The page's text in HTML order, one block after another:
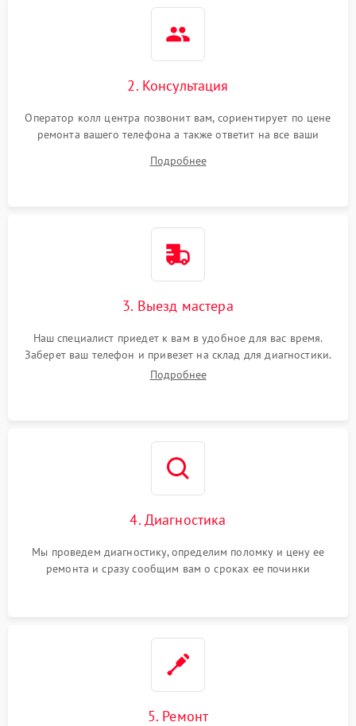
2. Консультация
Оператор колл центра позвонит вам, сориентирует по цене
ремонта вашего телефона а также ответит на все ваши
Подробнее
3. Выезд мастера
Наш специалист приедет к вам в удобное для вас время.
Заберет ваш телефон и привезет на склад для диагностики.
Подробнее
4. Диагностика
Мы проведем диагностику, определим поломку и цену ее
ремонта и сразу сообщим вам о сроках ее починки
5. Ремонт